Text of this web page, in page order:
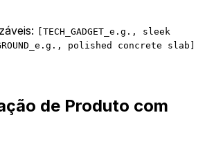
TECH_GADGET_e.g., sleek
polished concrete slab
de Produto com